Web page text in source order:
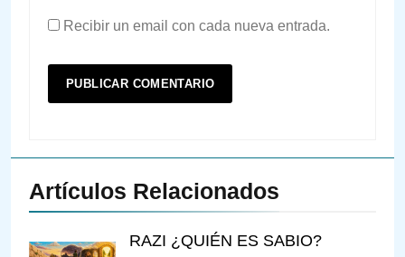
Recibir un email con cada nueva entrada.
Artículos Relacionados
RAZI ¿QUIÉN ES SABIO?